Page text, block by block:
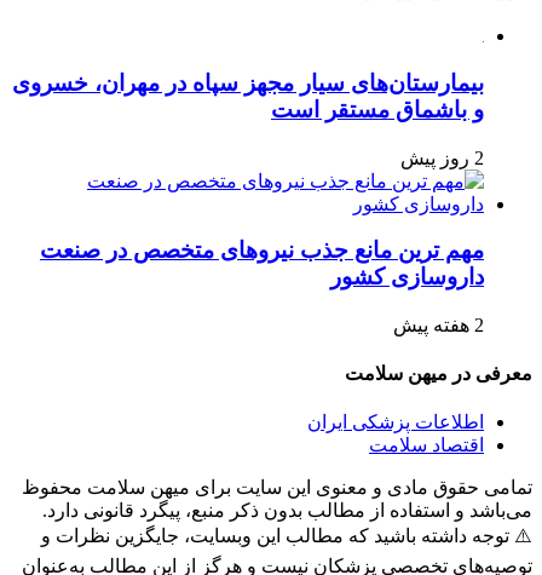
بیمارستان‌های سیار مجهز سپاه در مهران، خسروی
و باشماق مستقر است
2 روز پیش
مهم ترین مانع جذب نیروهای متخصص در صنعت
داروسازی کشور
2 هفته پیش
معرفی در میهن سلامت
اطلاعات پزشکی ایران
اقتصاد سلامت
تمامی حقوق مادی و معنوی این سایت برای میهن سلامت محفوظ
می‌باشد و استفاده از مطالب بدون ذکر منبع، پیگرد قانونی دارد.
⚠️ توجه داشته باشید که مطالب این وبسایت، جایگزین نظرات و
توصیه‌های تخصصی پزشکان نیست و هرگز از این مطالب به‌عنوان